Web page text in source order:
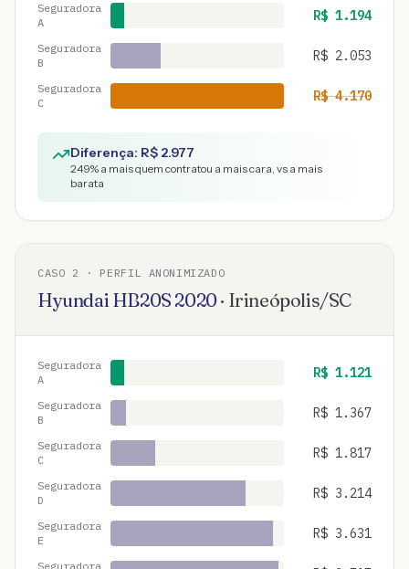
Seguradora
A
R$ 1.194
Seguradora
B
R$ 2.053
Seguradora
C
R$4.170
Diferença: R$ 2.977
249% a mais quem contratou a mais cara, vs a mais
barata
CASO 2 · PERFIL ANONIMIZADO
Hyundai HB20S 2020· Irineópolis/SC
Seguradora
A
R$ 1.121
Seguradora
B
R$ 1.367
Seguradora
C
R$ 1.817
Seguradora
D
R$ 3.214
Seguradora
E
R$ 3.631
Seguradora